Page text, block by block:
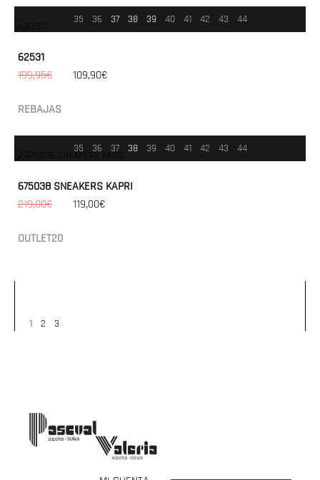
35 36 37 38 39 40 41 42 43 44
62531
199,95€
109,90€
REBAJAS
35 36 37 38 39 40 41 42 43 44
675038 SNEAKERS KAPRI
219,00€
119,00€
OUTLET20
1 2 3